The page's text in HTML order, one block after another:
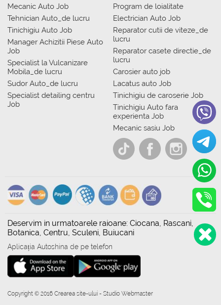
Mecanic Auto Job
Tehnician Auto_de lucru
Tinichigiu Auto Job
Manager Achizitii Piese Auto
Job
Specialist la Vulcanizare
Mobila_de lucru
Sudor Auto_de lucru
Specialist detailing centru
Job
Program de loialitate
Electrician Auto Job
Reparator cutii de viteze_de
lucru
Reparator casete directie_de
lucru
Carosier auto job
Lacatus auto Job
Tinichigiu de caroserie Job
Tinichigiu Auto fara
experienta Job
Mecanic sasiu Job
Deservim in urmatoarele raioane: Ciocana, Rascani,
Botanica, Centru, Sculeni, Buiucani
Aplicația Autoshina de pe telefon
Copyright © 2016 Crearea site-ului - Studio Webmaster